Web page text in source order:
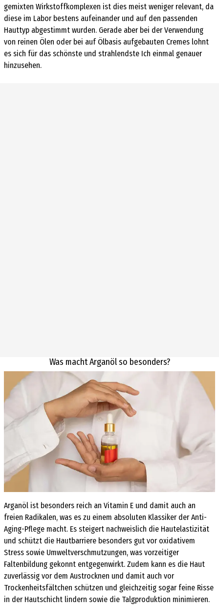
gemixten Wirkstoffkomplexen ist dies meist weniger relevant, da
diese im Labor bestens aufeinander und auf den passenden
Hauttyp abgestimmt wurden. Gerade aber bei der Verwendung
von reinen Ölen oder bei auf Ölbasis aufgebauten Cremes lohnt
es sich für das schönste und strahlendste Ich einmal genauer
hinzusehen.
Was macht Arganöl so besonders?
Arganöl ist besonders reich an Vitamin E und damit auch an
freien Radikalen, was es zu einem absoluten Klassiker der Anti-
Aging-Pflege macht. Es steigert nachweislich die Hautelastizität
und schützt die Hautbarriere besonders gut vor oxidativem
Stress sowie Umweltverschmutzungen, was vorzeitiger
Faltenbildung gekonnt entgegenwirkt. Zudem kann es die Haut
zuverlässig vor dem Austrocknen und damit auch vor
Trockenheitsfältchen schützen und gleichzeitig sogar feine Risse
in der Hautschicht lindern sowie die Talgproduktion minimieren.